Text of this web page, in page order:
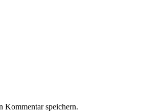
Kommentar speichern.